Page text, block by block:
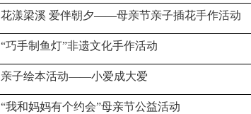
花漾梁溪 爱伴朝夕——母亲节亲子插花手作活动
“巧手制鱼灯”非遗文化手作活动
亲子绘本活动——小爱成大爱
“我和妈妈有个约会”母亲节公益活动